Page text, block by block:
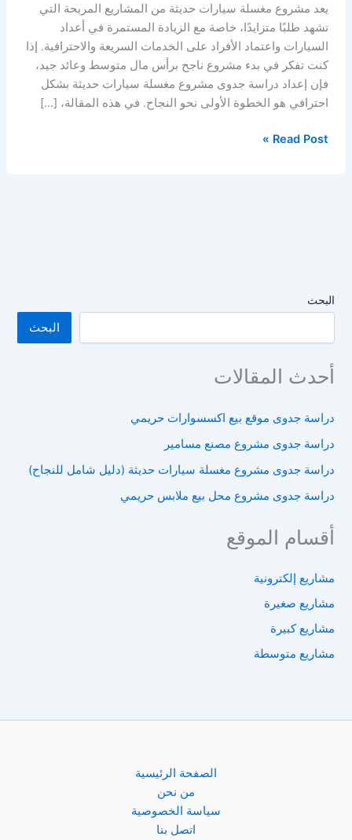
يعد مشروع مغسلة سيارات حديثة من المشاريع المربحة التي
تشهد طلبًا متزايدًا، خاصة مع الزيادة المستمرة في أعداد
السيارات واعتماد الأفراد على الخدمات السريعة والاحترافية. إذا
كنت تفكر في بدء مشروع ناجح برأس مال متوسط وعائد جيد،
فإن إعداد دراسة جدوى مشروع مغسلة سيارات حديثة بشكل
احترافي هو الخطوة الأولى نحو النجاح. في هذه المقالة، […]
دراسة
Read Post »
البحث
البحث
أحدث المقالات
دراسة جدوى موقع بيع اكسسوارات حريمي
دراسة جدوى مشروع مصنع مسامير
دراسة جدوى مشروع مغسلة سيارات حديثة (دليل شامل للنجاح)
دراسة جدوى مشروع محل بيع ملابس حريمي
أقسام الموقع
مشاريع إلكترونية
مشاريع صغيرة
مشاريع كبيرة
مشاريع متوسطة
الصفحة الرئيسية
من نحن
سياسة الخصوصية
اتصل بنا